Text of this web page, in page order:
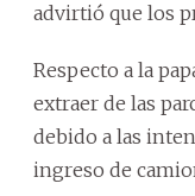
advirtió que los
Respecto a la
extraer de las
debido a las
ingreso de